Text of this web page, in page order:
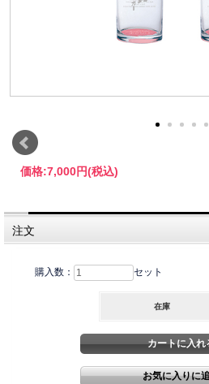
価格:7,000円(税込)
注文
購入数： セット
在庫